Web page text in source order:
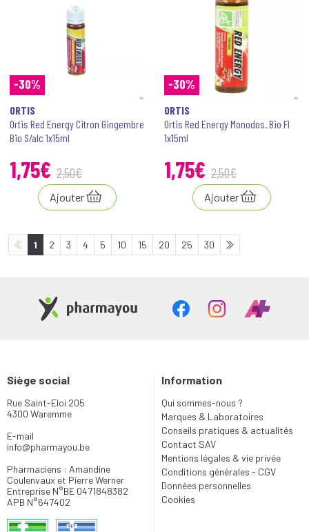
-30%
ORTIS
Ortis Red Energy Citron Gingembre
Bio S/alc 1x15ml
1,75€ 2,50€
Ajouter
-30%
ORTIS
Ortis Red Energy Monodos. Bio Fl
1x15ml
1,75€ 2,50€
Ajouter
1 2 3 4 5 10 15 20 25 30
Siège social
Rue Saint-Eloi 205
4300 Waremme
E-mail
info@pharmayou.be
Pharmaciens : Amandine
Coulenvaux et Pierre Werner
Entreprise N°BE 0471848382
APB N°647402
Information
Qui sommes-nous ?
Marques & Laboratoires
Conseils pratiques & actualités
Contact SAV
Mentions légales & vie privée
Conditions générales - CGV
Données personnelles
Cookies